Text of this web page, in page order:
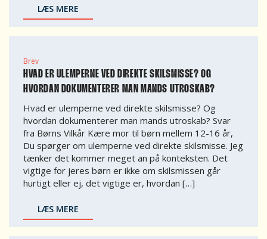
LÆS MERE
Brev
HVAD ER ULEMPERNE VED DIREKTE SKILSMISSE? OG
HVORDAN DOKUMENTERER MAN MANDS UTROSKAB?
Hvad er ulemperne ved direkte skilsmisse? Og
hvordan dokumenterer man mands utroskab? Svar
fra Børns Vilkår Kære mor til børn mellem 12-16 år,
Du spørger om ulemperne ved direkte skilsmisse. Jeg
tænker det kommer meget an på konteksten. Det
vigtige for jeres børn er ikke om skilsmissen går
hurtigt eller ej, det vigtige er, hvordan […]
LÆS MERE